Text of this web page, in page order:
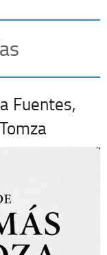
Fuentes,